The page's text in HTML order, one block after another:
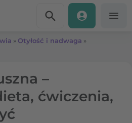
» Otyłość i nadwaga »
–
ćwiczenia,